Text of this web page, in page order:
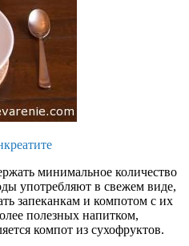
минимальное количество
употребляют в свежем виде,
запеканкам и компотом с их
полезных напитком,
компот из сухофруктов.